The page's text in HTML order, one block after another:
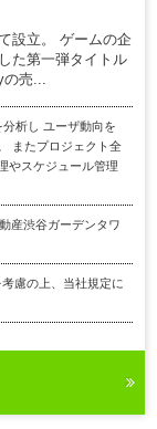
設立。 ゲームの企
た第一弾タイトル
の売...
析し ユーザ動向を
またプロジェクト全
やスケジュール管理
産渋谷ガーデンタワ
慮の上、当社規定に